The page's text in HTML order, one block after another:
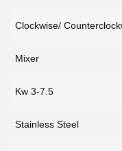
Clockwise/
Mixer
3-7.5 Kw
Stainless Steel